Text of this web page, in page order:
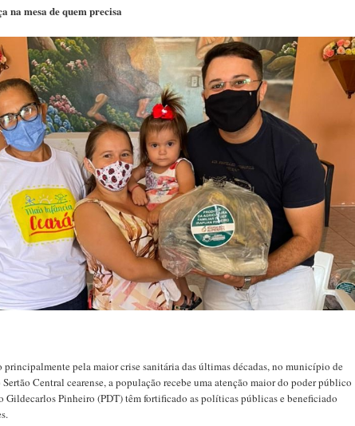
na mesa de quem precisa
pela maior crise sanitária das últimas décadas, no município de
Central cearense, a população recebe uma atenção maior do poder público
Pinheiro (PDT) têm fortificado as políticas públicas e beneficiado